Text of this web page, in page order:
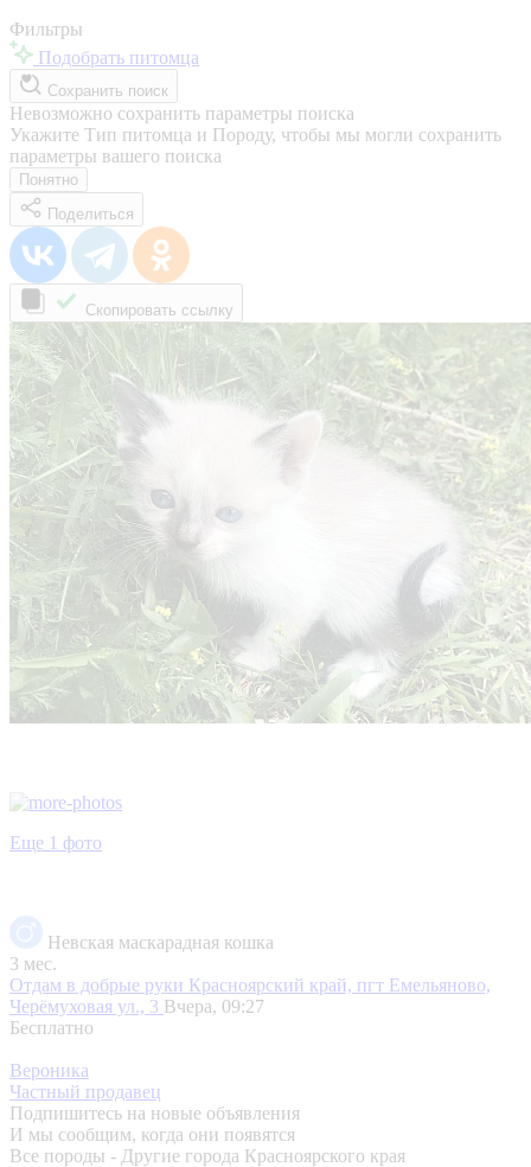
Фильтры
Подобрать питомца
Сохранить поиск
Невозможно сохранить параметры поиска
Укажите Тип питомца и Породу, чтобы мы могли сохранить
параметры вашего поиска
Понятно
Поделиться
Скопировать ссылку
Еще 1 фото
Невская маскарадная кошка
3 мес.
Отдам в добрые руки Красноярский край, пгт Емельяново,
Черёмуховая ул., 3 Вчера, 09:27
Бесплатно
Вероника
Частный продавец
Подпишитесь на новые объявления
И мы сообщим, когда они появятся
Все породы - Другие города Красноярского края